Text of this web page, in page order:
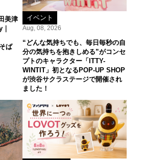
美津
ば
イベント
Aug, 08, 2026
“どんな気持ちでも、毎日毎秒の自
分の気持ちを抱きしめる”がコンセ
プトのキャラクター「ITTY-
WINTIT」初となるPOP-UP SHOP
が渋谷サクラステージで開催され
ました！